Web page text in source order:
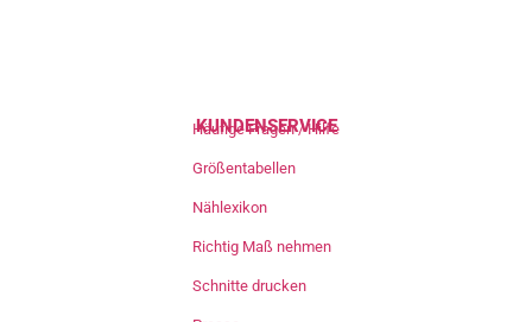
KUNDENSERVICE
Häufige Fragen / Hilfe
Größentabellen
Nählexikon
Richtig Maß nehmen
Schnitte drucken